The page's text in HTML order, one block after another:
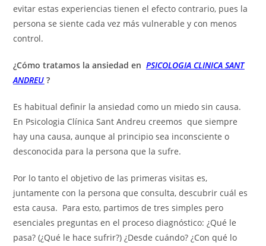
evitar estas experiencias tienen el efecto contrario, pues la
persona se siente cada vez más vulnerable y con menos
control.
¿Cómo tratamos la ansiedad en PSICOLOGIA CLINICA SANT
ANDREU ?
Es habitual definir la ansiedad como un miedo sin causa.
En Psicologia Clínica Sant Andreu creemos que siempre
hay una causa, aunque al principio sea inconsciente o
desconocida para la persona que la sufre.
Por lo tanto el objetivo de las primeras visitas es,
juntamente con la persona que consulta, descubrir cuál es
esta causa. Para esto, partimos de tres simples pero
esenciales preguntas en el proceso diagnóstico: ¿Qué le
pasa? (¿Qué le hace sufrir?) ¿Desde cuándo? ¿Con qué lo